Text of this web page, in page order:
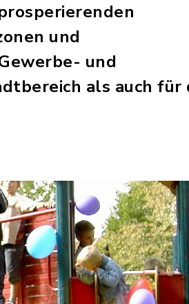
und
und
als auch für